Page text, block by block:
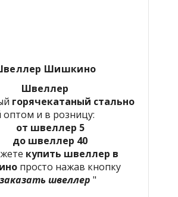
Шишкино
Швеллер
горячекатаный стально
оптом и в розницу:
от швеллер 5
до швеллер 40
купить швеллер в
просто нажав кнопку
заказать швеллер "